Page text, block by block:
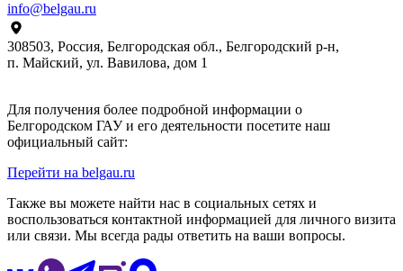
info@belgau.ru
308503, Россия, Белгородская обл., Белгородский р‑н,
п. Майский, ул. Вавилова, дом 1
Для получения более подробной информации о
Белгородском ГАУ и его деятельности посетите наш
официальный сайт:
Перейти на belgau.ru
Также вы можете найти нас в социальных сетях и
воспользоваться контактной информацией для личного визита
или связи. Мы всегда рады ответить на ваши вопросы.